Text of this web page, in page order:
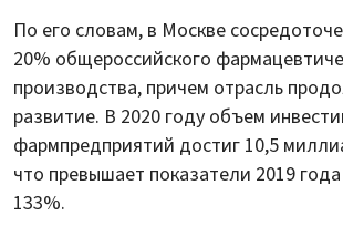
По его словам, в Москве
20% общероссийского
производства, причем отрасль
развитие. В 2020 году объем
фармпредприятий достиг 10,5
что превышает показатели 2019
133%.